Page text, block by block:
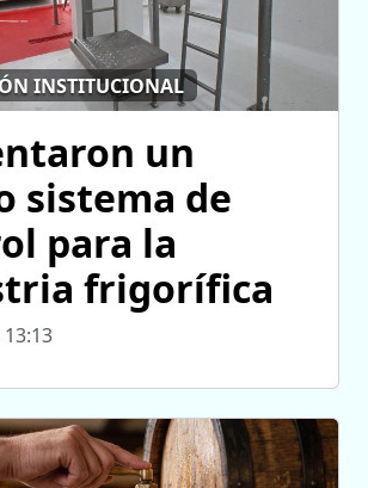
INSTITUCIONAL
un
sistema de
para la
frigorífica